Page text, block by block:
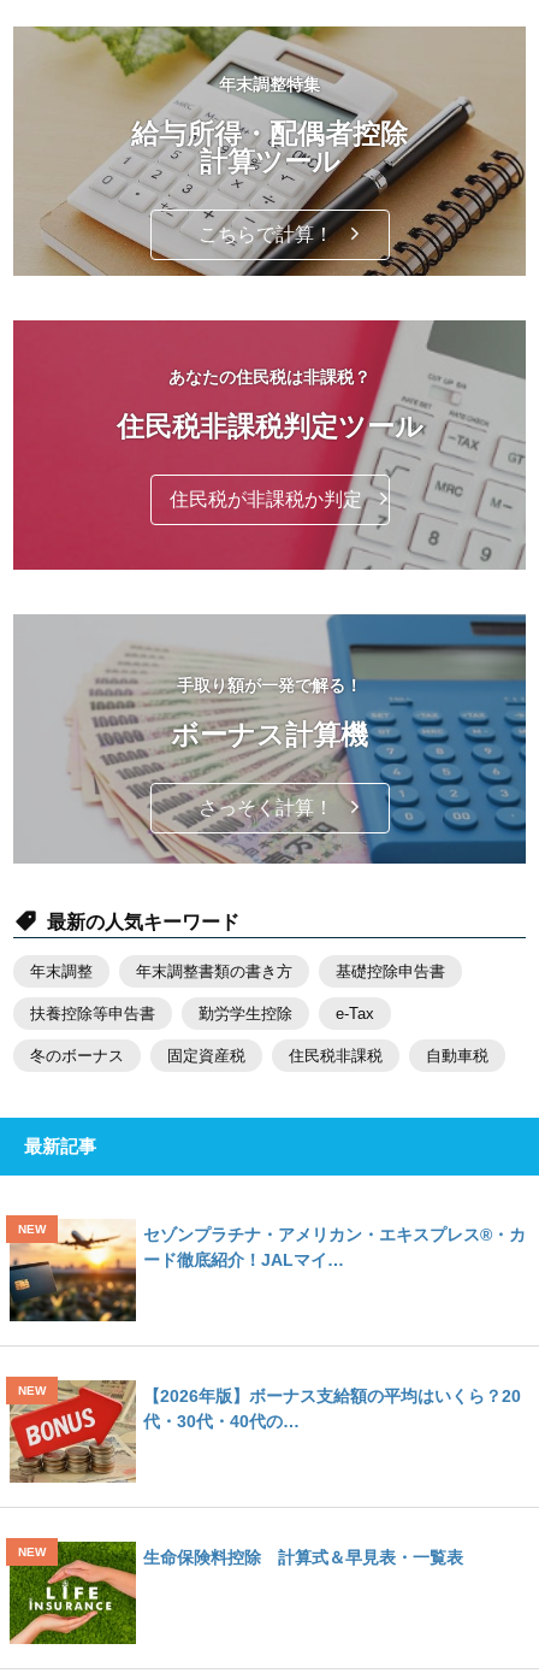
年末調整特集
給与所得・配偶者控除
計算ツール
こちらで計算！
あなたの住民税は非課税？
住民税非課税判定ツール
住民税が非課税か判定
手取り額が一発で解る！
ボーナス計算機
さっそく計算！
最新の人気キーワード
年末調整 年末調整書類の書き方 基礎控除申告書
扶養控除等申告書 勤労学生控除 e-Tax
冬のボーナス 固定資産税 住民税非課税 自動車税
最新記事
セゾンプラチナ・アメリカン・エキスプレス®・カ
ード徹底紹介！JALマイ…
【2026年版】ボーナス支給額の平均はいくら？20
代・30代・40代の…
生命保険料控除 計算式＆早見表・一覧表